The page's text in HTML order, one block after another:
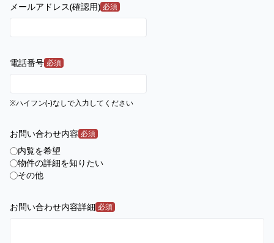
メールアドレス(確認用) 必須
電話番号 必須
※ハイフン(-)なしで入力してください
お問い合わせ内容 必須
内覧を希望
物件の詳細を知りたい
その他
お問い合わせ内容詳細 必須